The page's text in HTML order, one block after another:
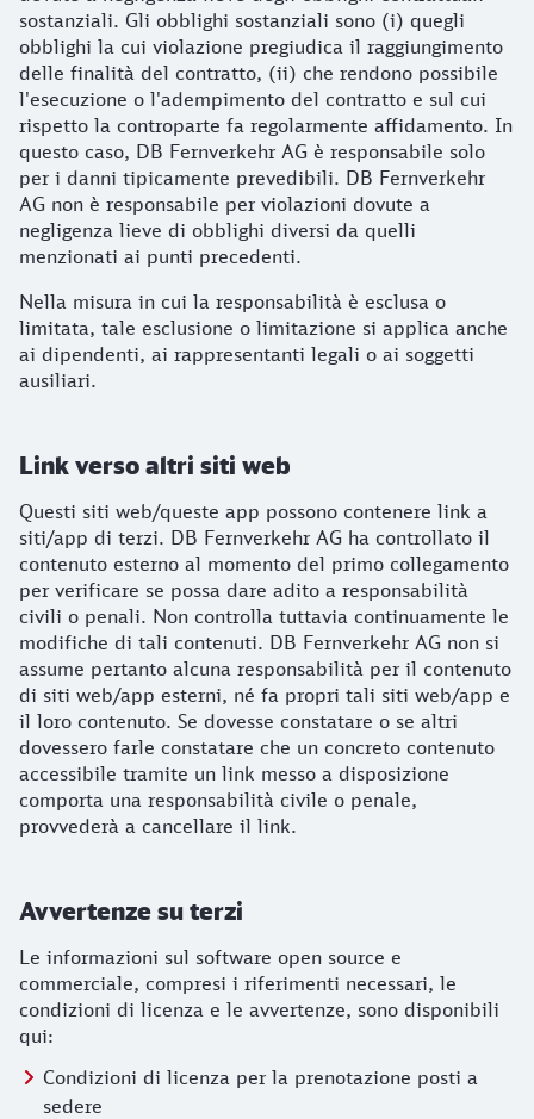
sostanziali. Gli obblighi sostanziali sono (i) quegli
obblighi la cui violazione pregiudica il raggiungimento
delle finalità del contratto, (ii) che rendono possibile
l'esecuzione o l'adempimento del contratto e sul cui
rispetto la controparte fa regolarmente affidamento. In
questo caso, DB Fernverkehr AG è responsabile solo
per i danni tipicamente prevedibili. DB Fernverkehr
AG non è responsabile per violazioni dovute a
negligenza lieve di obblighi diversi da quelli
menzionati ai punti precedenti.
Nella misura in cui la responsabilità è esclusa o
limitata, tale esclusione o limitazione si applica anche
ai dipendenti, ai rappresentanti legali o ai soggetti
ausiliari.
Link verso altri siti web
Questi siti web/queste app possono contenere link a
siti/app di terzi. DB Fernverkehr AG ha controllato il
contenuto esterno al momento del primo collegamento
per verificare se possa dare adito a responsabilità
civili o penali. Non controlla tuttavia continuamente le
modifiche di tali contenuti. DB Fernverkehr AG non si
assume pertanto alcuna responsabilità per il contenuto
di siti web/app esterni, né fa propri tali siti web/app e
il loro contenuto. Se dovesse constatare o se altri
dovessero farle constatare che un concreto contenuto
accessibile tramite un link messo a disposizione
comporta una responsabilità civile o penale,
provvederà a cancellare il link.
Avvertenze su terzi
Le informazioni sul software open source e
commerciale, compresi i riferimenti necessari, le
condizioni di licenza e le avvertenze, sono disponibili
qui:
Condizioni di licenza per la prenotazione posti a
sedere